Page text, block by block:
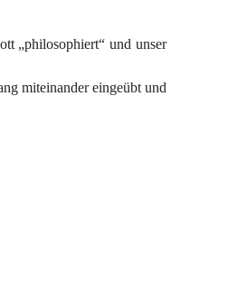
„philosophiert“ und unser
miteinander eingeübt und